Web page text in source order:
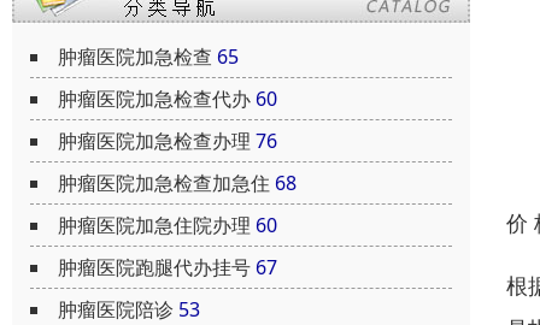
肿瘤医院加急检查 65
肿瘤医院加急检查代办 60
肿瘤医院加急检查办理 76
肿瘤医院加急检查加急住 68
肿瘤医院加急住院办理 60
肿瘤医院跑腿代办挂号 67
肿瘤医院陪诊 53
价
根